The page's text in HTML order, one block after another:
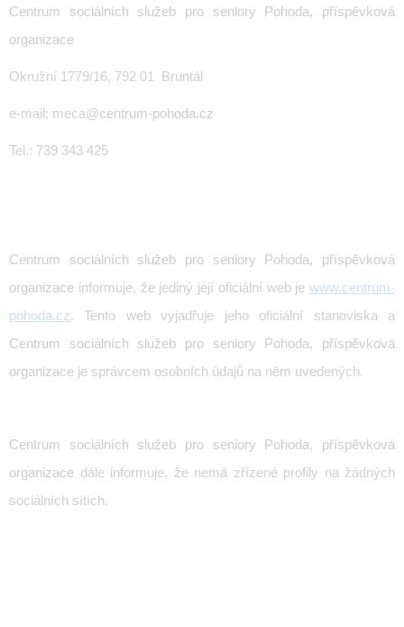
Centrum sociálních služeb pro seniory Pohoda, příspěvková
organizace
Okružní 1779/16, 792 01 Bruntál
e-mail: meca@centrum-pohoda.cz
Tel.: 739 343 425
Centrum sociálních služeb pro seniory Pohoda, příspěvková
organizace informuje, že jediný její oficiální web je www.centrum-
pohoda.cz. Tento web vyjadřuje jeho oficiální stanoviska a
Centrum sociálních služeb pro seniory Pohoda, příspěvková
organizace je správcem osobních údajů na něm uvedených.
Centrum sociálních služeb pro seniory Pohoda, příspěvková
organizace dále informuje, že nemá zřízené profily na žádných
sociálních sítích.